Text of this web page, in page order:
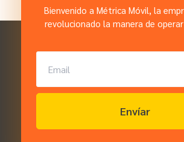
Bienvenido a Métrica Móvil, la
revolucionado la manera de
Envíar